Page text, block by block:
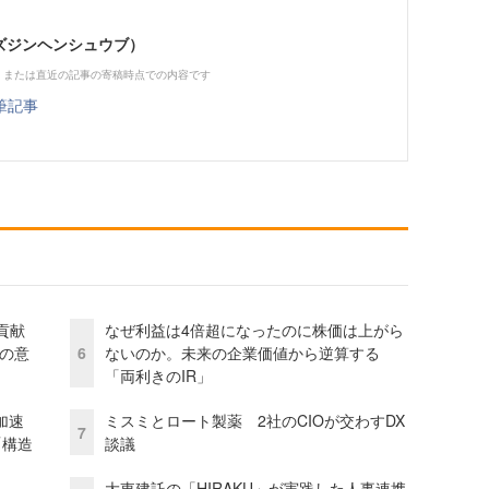
ンヘンシュウブ）
たは直近の記事の寄稿時点での内容です
記事
献
意
速
造
6
なぜ利益は4倍超になったのに株価は上がら
ないのか。未来の企業価値から逆算する
「両利きのIR」
7
ミスミとロート製薬 2社のCIOが交わすDX
談議